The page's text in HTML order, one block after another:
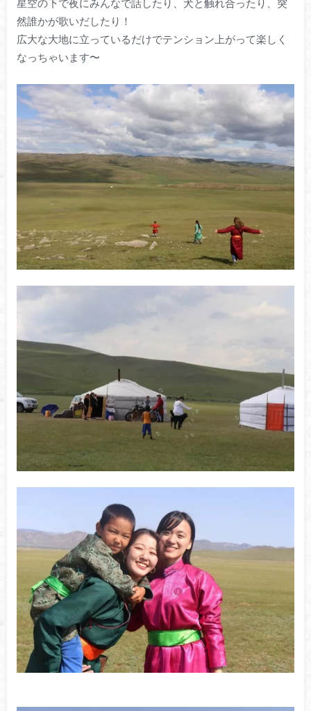
星空の下で夜にみんなで話したり、犬と触れ合ったり、突
然誰かが歌いだしたり！
広大な大地に立っているだけでテンション上がって楽しく
なっちゃいます〜